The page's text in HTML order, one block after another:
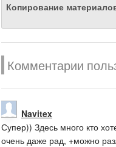
Копирование
Комментарии
Navitex
Супер)) Здесь много кто
очень даже рад, +можно